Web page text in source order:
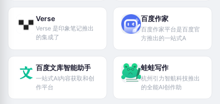
Verse
Verse 是印象笔记推出
的集成了
百度作家
百度作家平台是百度官
方推出的一站式A
百度文库智能助手
一站式AI内容获取和创
作平台
蛙蛙写作
杭州引力智航科技推出
的全能AI创作助